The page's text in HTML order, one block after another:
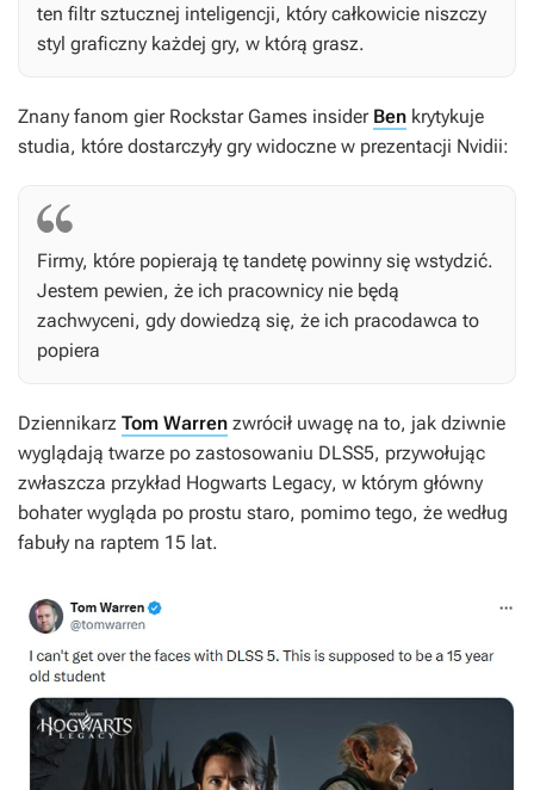
ten filtr sztucznej inteligencji, który całkowicie niszczy
styl graficzny każdej gry, w którą grasz.
Znany fanom gier Rockstar Games insider Ben krytykuje
studia, które dostarczyły gry widoczne w prezentacji Nvidii:
Firmy, które popierają tę tandetę powinny się wstydzić.
Jestem pewien, że ich pracownicy nie będą
zachwyceni, gdy dowiedzą się, że ich pracodawca to
popiera
Dziennikarz Tom Warren zwrócił uwagę na to, jak dziwnie
wyglądają twarze po zastosowaniu DLSS5, przywołując
zwłaszcza przykład Hogwarts Legacy, w którym główny
bohater wygląda po prostu staro, pomimo tego, że według
fabuły na raptem 15 lat.